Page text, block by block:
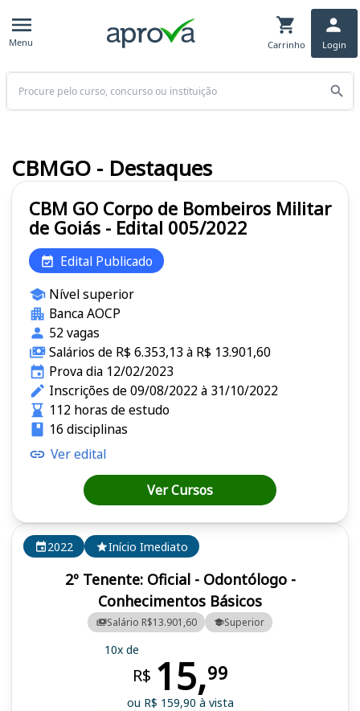
Menu Carrinho Login
Buscar
2022 Início Imediato
2º Tenente: Oficial - Odontólogo -
Conhecimentos Básicos
Salário R$13.901,60 Superior
10x de
R$ 15,99
ou R$ 159,90 à vista
CBM GO Corpo de Bombeiros Militar
de Goiás - Edital 005/2022
Edital Publicado
Nível superior
Banca AOCP
52 vagas
Salários de R$ 6.353,13 à R$ 13.901,60
Prova dia 12/02/2023
Inscrições de 09/08/2022 à 31/10/2022
112 horas de estudo
16 disciplinas
Ver edital
Ver Cursos
CBMGO - Destaques